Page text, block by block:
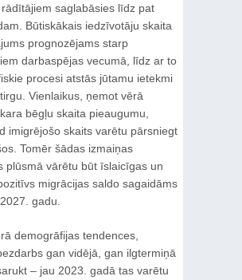
saglabāsies līdz pat
Būtiskākais iedzīvotāju skaita
prognozējams starp
darbaspējas vecumā, līdz ar to
procesi atstās jūtamu ietekmi
Vienlaikus, ņemot vērā
bēgļu skaita pieaugumu,
imigrējošo skaits varētu pārsniegt
Tomēr šādas izmaiņas
plūsmā vārētu būt īslaicīgas un
migrācijas saldo sagaidāms
gadu.
demogrāfijas tendences,
gan vidējā, gan ilgtermiņā
– jau 2023. gadā tas varētu